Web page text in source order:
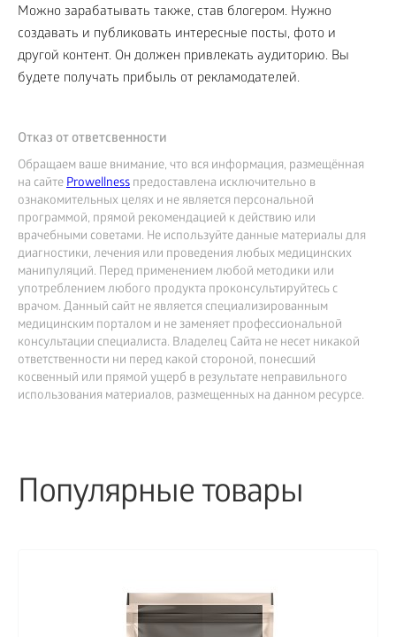
Можно зарабатывать также, став блогером. Нужно
создавать и публиковать интересные посты, фото и
другой контент. Он должен привлекать аудиторию. Вы
будете получать прибыль от рекламодателей.
Отказ от ответсвенности
Обращаем ваше внимание, что вся информация, размещённая
на сайтеProwellness предоставлена исключительно в
ознакомительных целях и не является персональной
программой, прямой рекомендацией к действию или
врачебными советами. Не используйте данные материалы для
диагностики, лечения или проведения любых медицинских
манипуляций. Перед применением любой методики или
употреблением любого продукта проконсультируйтесь с
врачом. Данный сайт не является специализированным
медицинским порталом и не заменяет профессиональной
консультации специалиста. Владелец Сайта не несет никакой
ответственности ни перед какой стороной, понесший
косвенный или прямой ущерб в результате неправильного
использования материалов, размещенных на данном ресурсе.
Популярные товары